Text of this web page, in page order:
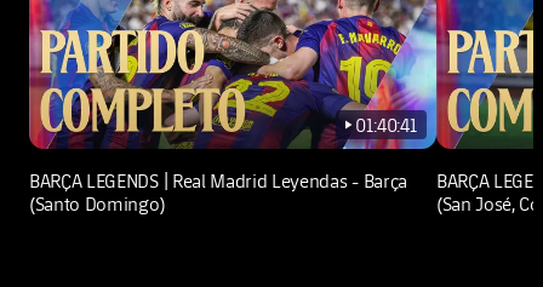
play-new
01:40:41
BARÇA LEGENDS | Real Madrid Leyendas - Barça
(Santo Domingo)
BARÇA
(San José,